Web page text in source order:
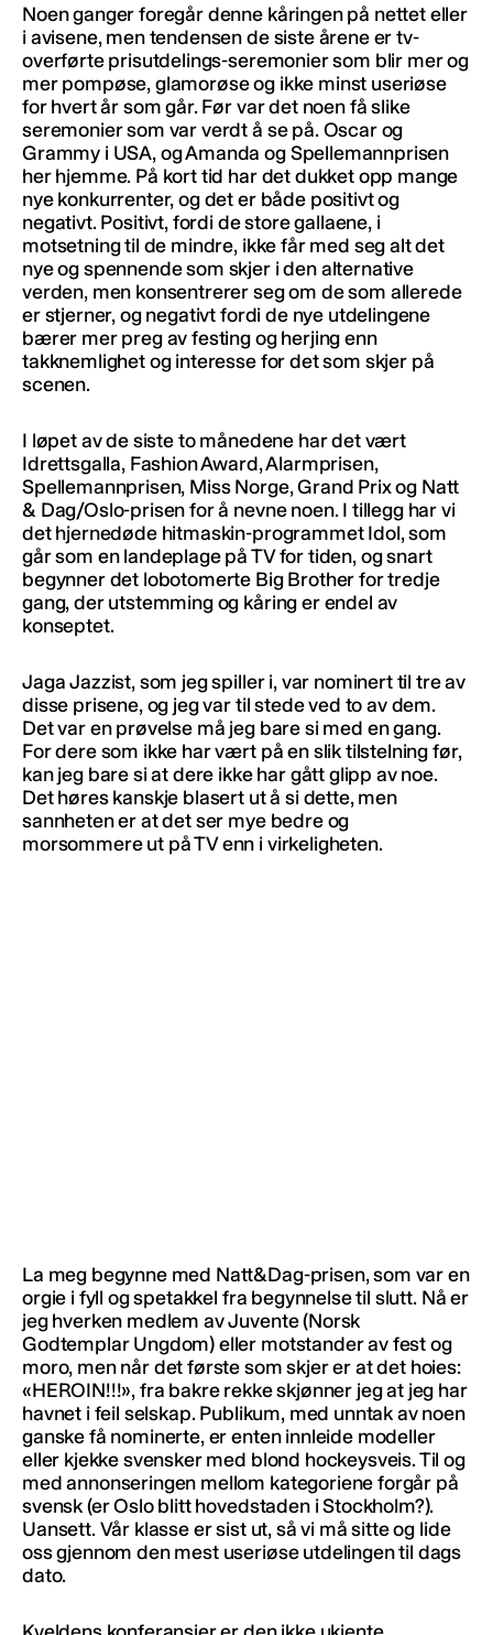
Noen ganger foregår denne kåringen på nettet eller
i avisene, men tendensen de siste årene er tv-
overførte prisutdelings-seremonier som blir mer og
mer pompøse, glamorøse og ikke minst useriøse
for hvert år som går. Før var det noen få slike
seremonier som var verdt å se på. Oscar og
Grammy i USA, og Amanda og Spellemannprisen
her hjemme. På kort tid har det dukket opp mange
nye konkurrenter, og det er både positivt og
negativt. Positivt, fordi de store gallaene, i
motsetning til de mindre, ikke får med seg alt det
nye og spennende som skjer i den alternative
verden, men konsentrerer seg om de som allerede
er stjerner, og negativt fordi de nye utdelingene
bærer mer preg av festing og herjing enn
takknemlighet og interesse for det som skjer på
scenen.
I løpet av de siste to månedene har det vært
Idrettsgalla, Fashion Award, Alarmprisen,
Spellemannprisen, Miss Norge, Grand Prix og Natt
& Dag/Oslo-prisen for å nevne noen. I tillegg har vi
det hjernedøde hitmaskin-programmet Idol, som
går som en landeplage på TV for tiden, og snart
begynner det lobotomerte Big Brother for tredje
gang, der utstemming og kåring er endel av
konseptet.
Jaga Jazzist, som jeg spiller i, var nominert til tre av
disse prisene, og jeg var til stede ved to av dem.
Det var en prøvelse må jeg bare si med en gang.
For dere som ikke har vært på en slik tilstelning før,
kan jeg bare si at dere ikke har gått glipp av noe.
Det høres kanskje blasert ut å si dette, men
sannheten er at det ser mye bedre og
morsommere ut på TV enn i virkeligheten.
La meg begynne med Natt&Dag-prisen, som var en
orgie i fyll og spetakkel fra begynnelse til slutt. Nå er
jeg hverken medlem av Juvente (Norsk
Godtemplar Ungdom) eller motstander av fest og
moro, men når det første som skjer er at det hoies:
«HEROIN!!!», fra bakre rekke skjønner jeg at jeg har
havnet i feil selskap. Publikum, med unntak av noen
ganske få nominerte, er enten innleide modeller
eller kjekke svensker med blond hockeysveis. Til og
med annonseringen mellom kategoriene forgår på
svensk (er Oslo blitt hovedstaden i Stockholm?).
Uansett. Vår klasse er sist ut, så vi må sitte og lide
oss gjennom den mest useriøse utdelingen til dags
dato.